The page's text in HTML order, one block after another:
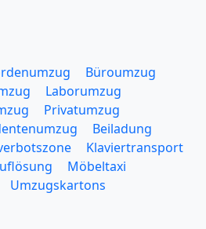
Büroumzug
Laborumzug
Privatumzug
Beiladung
Klaviertransport
Möbeltaxi
Umzugskartons